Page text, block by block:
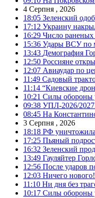
4 Серпня , 2026
18:05 Зеленский
17:12 Украину
16:29 Число
15:36 Удары ВСУ по
13:43 Демография
12:50 Россияне
12:07 Авиаудар по
11:49 Садовый
11:14 “Киевские
10:21 Силы обороны
09:38 УПЛ-2026/2027.
08:45 На
3 Серпня , 2026
18:18 РФ
17:25 Пьяный
16:32 Зеленский
13:49 Гауляйтер
12:56 После ударов
12:03 Ничего
11:10 Ни дня без
10:17 Силы обороны